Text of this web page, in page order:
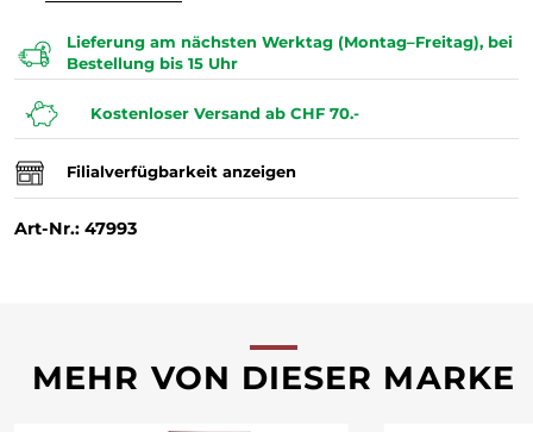
Lieferung am nächsten Werktag (Montag–Freitag), bei
Bestellung bis 15 Uhr
Kostenloser Versand ab CHF 70.-
Filialverfügbarkeit anzeigen
Art-Nr.: 47993
MEHR VON DIESER MARKE